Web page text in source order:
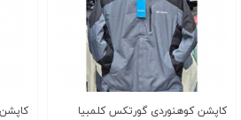
کاپشن کوهنوردی گورتکس کلمبیا